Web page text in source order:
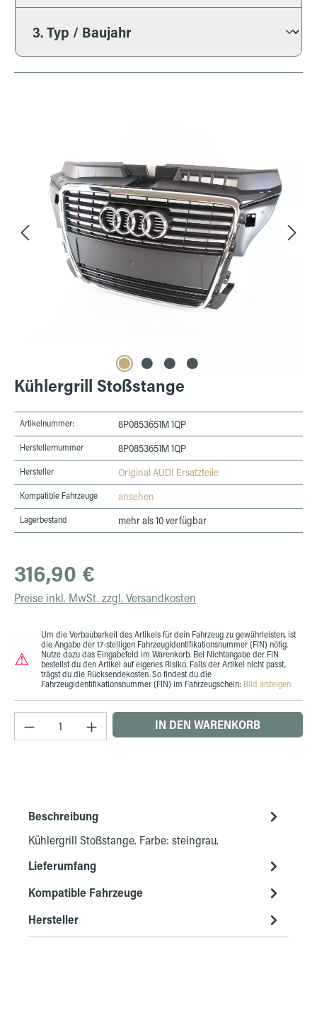
Kühlergrill Stoßstange
Artikelnummer: 8P0853651M 1QP
Herstellernummer 8P0853651M 1QP
Hersteller Original AUDI Ersatzteile
Kompatible Fahrzeuge ansehen
Lagerbestand mehr als 10 verfügbar
Regulärer Preis:
316,90 €
Preise inkl. MwSt. zzgl. Versandkosten
⚠
Um die Verbaubarkeit des Artikels für dein Fahrzeug zu gewährleisten, ist
die Angabe der 17-stelligen Fahrzeugidentifikationsnummer (FIN) nötig.
Nutze dazu das Eingabefeld im Warenkorb. Bei Nichtangabe der FIN
bestellst du den Artikel auf eigenes Risiko. Falls der Artikel nicht passt,
trägst du die Rücksendekosten. So findest du die
Fahrzeugidentifikationsnummer (FIN) im Fahrzeugschein: Bild anzeigen
Produkt Anzahl: Gib den gewünschten Wert
IN DEN WARENKORB
Beschreibung
Kühlergrill Stoßstange. Farbe: steingrau.
Lieferumfang
Kompatible Fahrzeuge
Hersteller